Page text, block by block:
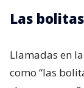
Las
Llamadas en
como “las